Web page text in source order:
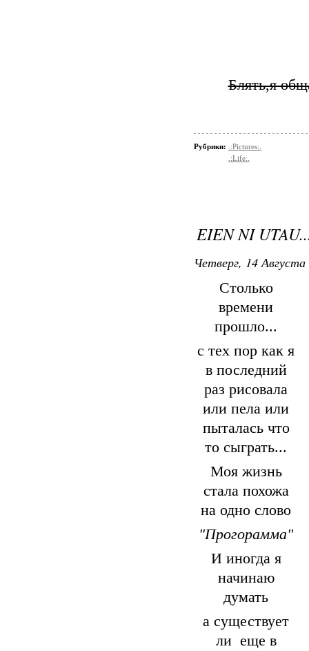
Блять,я
Рубрики:
.:Pictures:.
.:Life:.
EIEN NI
Четверг, 14
Столько
времени
прошло...
с тех пор как я
в последний
раз рисовала
или пела или
пыталась что
то сыграть...
Моя жизнь
стала похожа
на одно слово
"Прогорамма"
И иногда я
начинаю
думать
а существует
ли еще в